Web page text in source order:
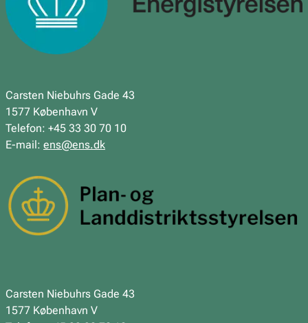
Carsten Niebuhrs Gade 43
1577 København V
Telefon: +45 33 30 70 10
E-mail: ens@ens.dk
Carsten Niebuhrs Gade 43
1577 København V